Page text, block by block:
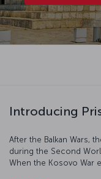
Introducing
After the Balkan Wars,
during the Second
When the Kosovo War